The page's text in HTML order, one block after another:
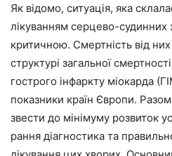
Як відомо, ситуація, яка
лікуванням серцево-судинних
критичною. Смертність від
структурі загальної
гострого інфаркту міокарда
показники країн Європи.
звести до мінімуму розвиток
рання діагностика та